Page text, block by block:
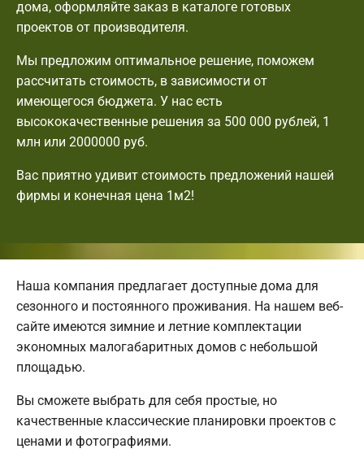
дома, оформляйте заказ в каталоге готовых
проектов от производителя.
Мы предложим оптимальное решение, поможем
рассчитать стоимость, в зависимости от
имеющегося бюджета. У нас есть
высококачественные решения за 500 000 рублей, 1
млн или 2000000 руб.
Вас приятно удивит стоимость предложений нашей
фирмы и конечная цена 1м2!
Наша компания предлагает доступные дома для
сезонного и постоянного проживания. На нашем веб-
сайте имеются зимние и летние комплектации
экономных малогабаритных домов с небольшой
площадью.
Вы сможете выбрать для себя простые, но
качественные классические планировки проектов с
ценами и фотографиями.